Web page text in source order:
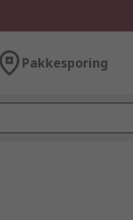
Pakkesporing